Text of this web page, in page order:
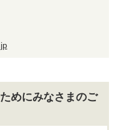
めにみなさまのご